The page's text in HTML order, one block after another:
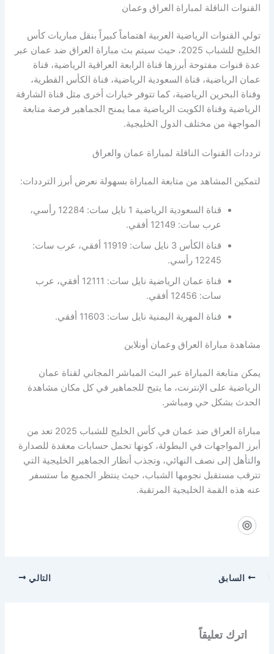
القنوات الناقلة لمباراة العراق وعمان
تولي القنوات الرياضية العربية اهتماماً كبيراً بنقل مباريات كأس
الخليج للشباب 2025، حيث سيتم بث مباراة العراق ضد عمان عبر
عدة قنوات مفتوحة أبرزها قناة الرابعة العراقية الرياضية، قناة
عمان الرياضية، قناة السعودية الرياضية، قناة الكأس القطرية،
وقناة البحرين الرياضية، كما تتوفر خيارات أخرى مثل قناة الشارقة
الرياضية وقناة الكويت الرياضية مما يمنح الجماهير فرصة متابعة
المواجهة من مختلف الدول الخليجية.
ترددات القنوات الناقلة لمباراة عمان والعراق
لتمكين المشاهد من متابعة المباراة بسهولة نعرض أبرز الترددات:
قناة السعودية الرياضية 1 نايل سات: 12284 رأسي،
عرب سات: 12149 أفقي.
قناة الكأس 3 نايل سات: 11919 أفقي، عرب سات:
12245 رأسي.
قناة عمان الرياضية نايل سات: 12111 أفقي، عرب
سات: 12456 أفقي.
قناة المهرية اليمنية نايل سات: 11603 أفقي.
مشاهدة مباراة العراق وعمان أونلاين
يمكن متابعة المباراة عبر البث المباشر المجاني لقناة عمان
الرياضية على الإنترنت، ما يتيح للجماهير في كل مكان مشاهدة
الحدث بشكل حي ومباشر.
مباراة العراق ضد عمان في كأس الخليج للشباب 2025 تعد من
أبرز المواجهات في البطولة، كونها تحمل حسابات معقدة للصدارة
والتأهل إلى نصف النهائي، وتجذب أنظار الجماهير الخليجية التي
تترقب مستقبل نجومها الشباب، حيث ينتظر الجميع ما ستسفر
عنه هذه القمة الخليجية المرتقبة.
السابق التالي
اترك تعليقاً